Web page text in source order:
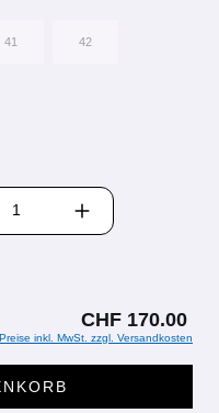
41 42
ANZAHL: GIB DEN
CHF 170.00
Preise inkl. MwSt. zzgl. Versandkosten